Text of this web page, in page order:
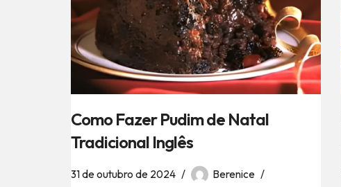
Como Fazer Pudim de Natal
Tradicional Inglês
31 de outubro de 2024
Berenice